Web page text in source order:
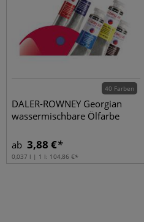
40 Farben
DALER-ROWNEY Georgian
wassermischbare Ölfarbe
ab 3,88 €
0,037 l | 1 l: 104,86 €